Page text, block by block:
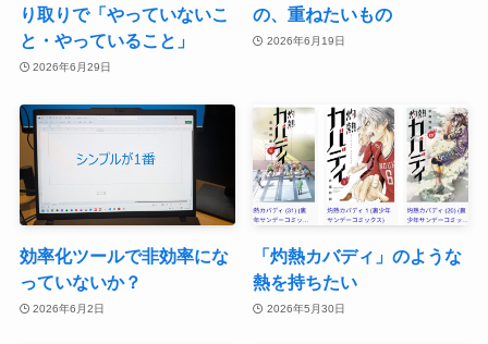
り取りで「やっていないこ
と・やっていること」
2026年6月29日
の、重ねたいもの
2026年6月19日
効率化ツールで非効率にな
っていないか？
2026年6月2日
「灼熱カバディ」のような
熱を持ちたい
2026年5月30日